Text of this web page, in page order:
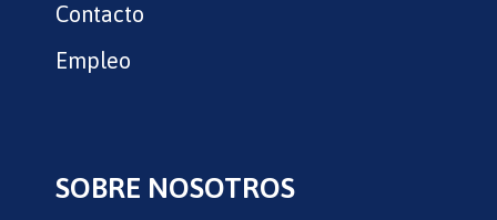
Contacto
Empleo
SOBRE NOSOTROS